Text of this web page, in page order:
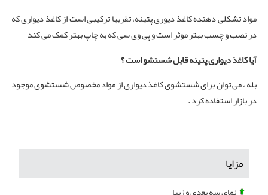
مواد تشکلی دهنده کاغذ دیوری پتینه، تقریبا ترکیبی است از کاغذ دیواری که
در نصب و چسب بهتر موثر است و پی وی سی که به چاپ بهتر کمک می کند
آیا کاغذ دیواری پتینه قابل شستشو است ؟
بله ، می توان برای شستشوی کاغذ دیواری از مواد مخصوص شستشوی موجود
در بازار استفاده کرد .
مزایا